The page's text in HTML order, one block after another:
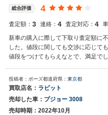
総合評価 4
査定額： 3 連絡： 4 査定対応： 4
新車の購入に際して下取り査定額に
した。値段に関しても交渉に応じて
値段をつけてもらえなとで、満足で
投稿者：ポーズ都道府県： 東京都
買取店名： ラビット
売却した車： プジョー 3008
売却時期：2022年10月